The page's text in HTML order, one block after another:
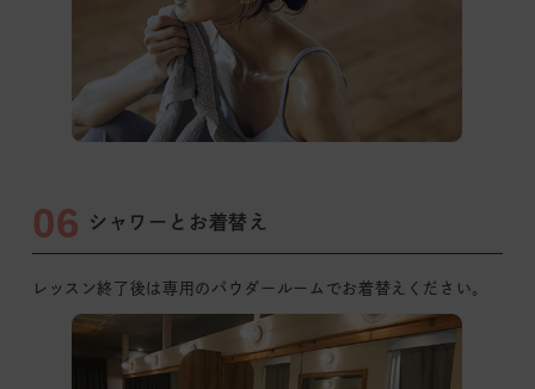
06 シャワーとお着替え
レッスン終了後は専用のパウダールームでお着替えください。